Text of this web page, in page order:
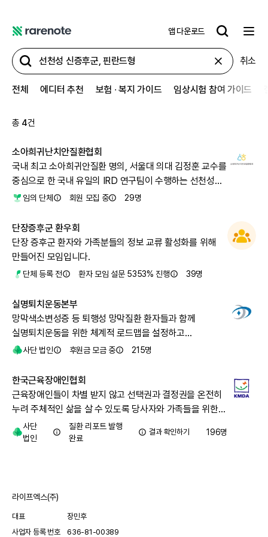
어
노
트
앱 다운로드
취소
전체 에디터 추천 보험 ∙ 복지 가이드 임상시험 참여 가이드
총 4건
소아희귀난치안질환협회
국내 최고 소아희귀안질환 명의, 서울대 의대 김정훈 교수를
중심으로 한 국내 유일의 IRD 연구팀이 수행하는 선천성
안질환의 유전자·세포 치료 임상을 지지합니다.\n\n정부,
센터 건립을 촉구합니다.
임의 단체 회원 모집 중 29명
단장증후군 환우회
단장 증후군 환자와 가족분들의 정보 교류 활성화를 위해
만들어진 모임입니다.
단체 등록 전 환자 모임 설문 5353% 진행 39명
실명퇴치운동본부
망막색소변성증 등 퇴행성 망막질환 환자들과 함께
실명퇴치운동을 위한 체계적 로드맵을 설정하고
시행합니다.
사단 법인 후원금 모금 중 215명
한국근육장애인협회
근육장애인들이 차별 받지 않고 선택권과 결정권을 온전히
누려 주체적인 삶을 살 수 있도록 당사자와 가족들을 위한
다양한 사업과 정책을 만들어가고 있습니다.
사단
법인
질환 리포트 발행
완료
결과 확인하기 196명
라이프엑스(주)
대표
장민후
사업자 등록 번호
636-81-00389